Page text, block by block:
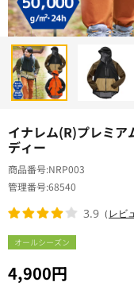
イナレム(R)プレミア
ディー
オールシーズン
4,900円
商品番号 NRP003
管理番号68540
3.9 （レビ